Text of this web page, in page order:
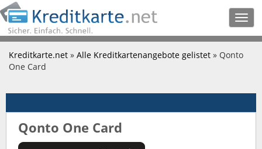
Kreditkarte.net » Alle Kreditkartenangebote gelistet » Qonto
One Card
Qonto One Card